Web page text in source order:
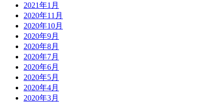
2021年1月
2020年11月
2020年10月
2020年9月
2020年8月
2020年7月
2020年6月
2020年5月
2020年4月
2020年3月